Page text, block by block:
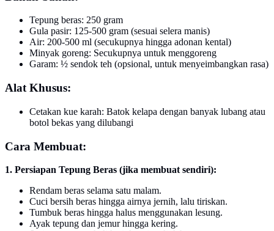
Tepung beras: 250 gram
Gula pasir: 125-500 gram (sesuai selera manis)
Air: 200-500 ml (secukupnya hingga adonan kental)
Minyak goreng: Secukupnya untuk menggoreng
Garam: ½ sendok teh (opsional, untuk menyeimbangkan rasa)
Alat Khusus:
Cetakan kue karah: Batok kelapa dengan banyak lubang atau
botol bekas yang dilubangi
Cara Membuat:
1. Persiapan Tepung Beras (jika membuat sendiri):
Rendam beras selama satu malam.
Cuci bersih beras hingga airnya jernih, lalu tiriskan.
Tumbuk beras hingga halus menggunakan lesung.
Ayak tepung dan jemur hingga kering.